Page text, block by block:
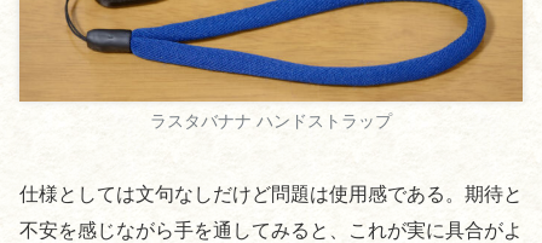
ラスタバナナ ハンドストラップ
仕様としては文句なしだけど問題は使用感である。期待と
不安を感じながら手を通してみると、これが実に具合がよ